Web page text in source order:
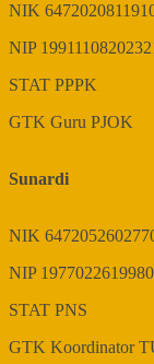
NIK
NIP
STAT PPPK
GTK Guru PJOK
Sunardi
NIK
NIP
STAT PNS
GTK Koordinator